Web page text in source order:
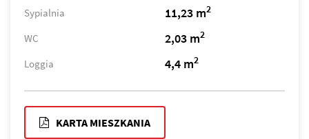
Sypialnia 11,23 m2
WC 2,03 m2
Loggia 4,4 m2
KARTA MIESZKANIA